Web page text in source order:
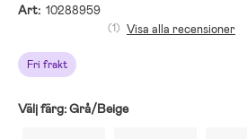
Art: 10288959
Fri frakt
(1) Visa alla recensioner
Välj färg:Grå/Beige